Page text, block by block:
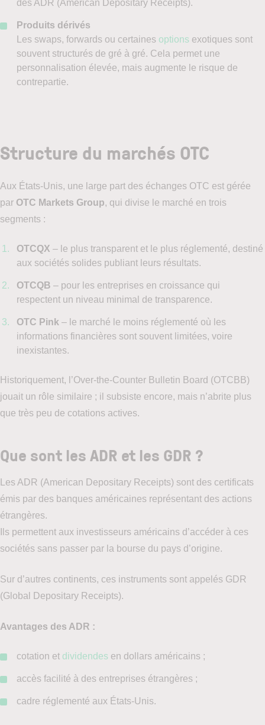
des ADR (American Depositary Receipts).
Produits dérivés
Les swaps, forwards ou certaines options exotiques sont
souvent structurés de gré à gré. Cela permet une
personnalisation élevée, mais augmente le risque de
contrepartie.
Structure du marchés OTC
Aux États-Unis, une large part des échanges OTC est gérée
par OTC Markets Group, qui divise le marché en trois
segments :
OTCQX – le plus transparent et le plus réglementé, destiné
aux sociétés solides publiant leurs résultats.
OTCQB – pour les entreprises en croissance qui
respectent un niveau minimal de transparence.
OTC Pink – le marché le moins réglementé où les
informations financières sont souvent limitées, voire
inexistantes.
Historiquement, l’Over-the-Counter Bulletin Board (OTCBB)
jouait un rôle similaire ; il subsiste encore, mais n’abrite plus
que très peu de cotations actives.
Que sont les ADR et les GDR ?
Les ADR (American Depositary Receipts) sont des certificats
émis par des banques américaines représentant des actions
étrangères.
Ils permettent aux investisseurs américains d’accéder à ces
sociétés sans passer par la bourse du pays d’origine.
Sur d’autres continents, ces instruments sont appelés GDR
(Global Depositary Receipts).
Avantages des ADR :
cotation et dividendes en dollars américains ;
accès facilité à des entreprises étrangères ;
cadre réglementé aux États-Unis.